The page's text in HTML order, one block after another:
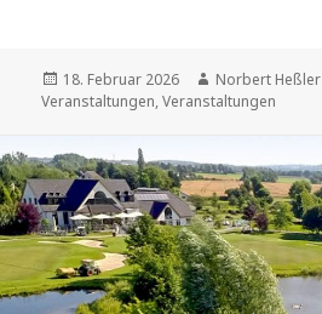
Veröffentlicht
am
18. Februar 2026 Autor
Norbert Heßler
Veranstaltungen,Veranstaltungen